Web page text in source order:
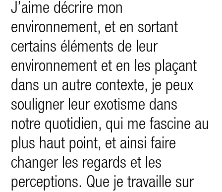
J’aime décrire mon
environnement, et en sortant
certains éléments de leur
environnement et en les plaçant
dans un autre contexte, je peux
souligner leur exotisme dans
notre quotidien, qui me fascine au
plus haut point, et ainsi faire
changer les regards et les
perceptions. Que je travaille sur